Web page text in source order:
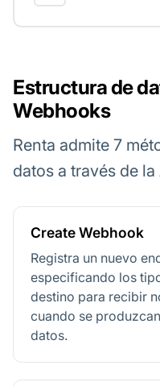
Estructura de
Webhooks
Renta admite 7
datos a través de
Create Webhook
Registra un nuevo
especificando los
destino para recibir
cuando se
datos.